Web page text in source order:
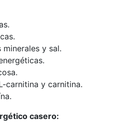
minerales y sal.
carnitina y carnitina.
casero: